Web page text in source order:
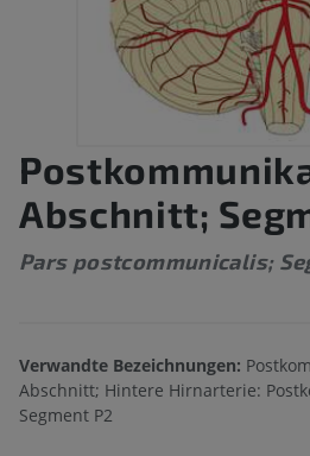
Abschnitt;
Pars postcommunicalis;
Verwandte Bezeichnungen:
Abschnitt; Hintere Hirnarterie:
Segment P2